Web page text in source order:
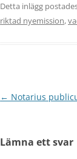
Detta inlägg
riktad nyemission,
Inläggsnavigering
← Notarius
Lämna ett svar